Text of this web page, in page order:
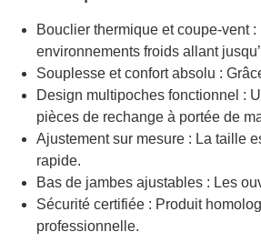
Bouclier thermique et coupe-vent
environnements froids allant
Souplesse et confort absolu :
Design multipoches fonctionnel :
pièces de rechange à portée de
Ajustement sur mesure : La taille
rapide.
Bas de jambes ajustables : Les
Sécurité certifiée : Produit
professionnelle.